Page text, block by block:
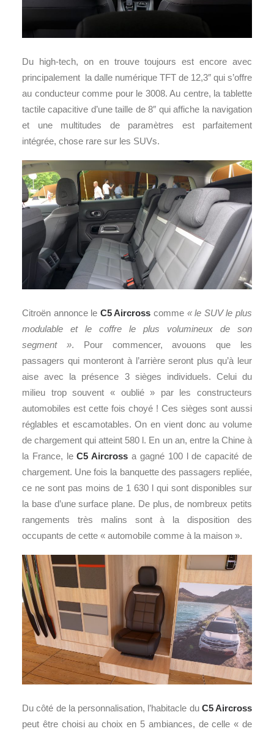
Du high-tech, on en trouve toujours est encore avec
principalement la dalle numérique TFT de 12,3″ qui s’offre
au conducteur comme pour le 3008. Au centre, la tablette
tactile capacitive d’une taille de 8″ qui affiche la navigation
et une multitudes de paramètres est parfaitement
intégrée, chose rare sur les SUVs.
Citroën annonce le C5 Aircross comme « le SUV le plus
modulable et le coffre le plus volumineux de son
segment ». Pour commencer, avouons que les
passagers qui monteront à l’arrière seront plus qu’à leur
aise avec la présence 3 sièges individuels. Celui du
milieu trop souvent « oublié » par les constructeurs
automobiles est cette fois choyé ! Ces sièges sont aussi
réglables et escamotables. On en vient donc au volume
de chargement qui atteint 580 l. En un an, entre la Chine à
la France, leC5 Aircross a gagné 100 l de capacité de
chargement. Une fois la banquette des passagers repliée,
ce ne sont pas moins de 1 630 l qui sont disponibles sur
la base d’une surface plane. De plus, de nombreux petits
rangements très malins sont à la disposition des
occupants de cette « automobile comme à la maison ».
Du côté de la personnalisation, l’habitacle du C5 Aircross
peut être choisi au choix en 5 ambiances, de celle « de